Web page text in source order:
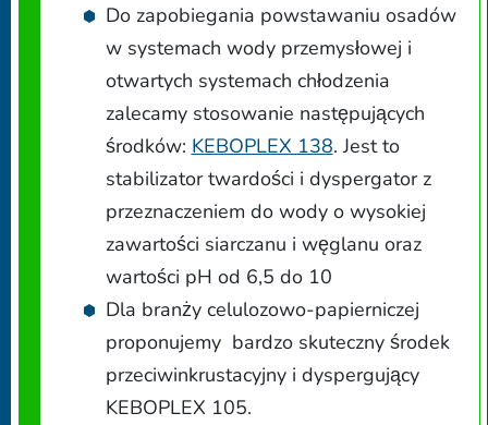
Do zapobiegania powstawaniu osadów
w systemach wody przemysłowej i
otwartych systemach chłodzenia
zalecamy stosowanie następujących
środków: KEBOPLEX 138. Jest to
stabilizator twardości i dyspergator z
przeznaczeniem do wody o wysokiej
zawartości siarczanu i węglanu oraz
wartości pH od 6,5 do 10
Dla branży celulozowo-papierniczej
proponujemy bardzo skuteczny środek
przeciwinkrustacyjny i dyspergujący
KEBOPLEX 105.